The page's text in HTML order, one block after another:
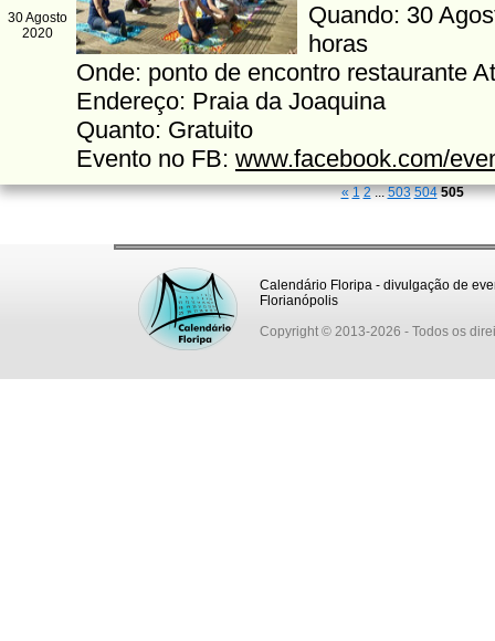
30 Agosto
2020
Quando: 30
horas
Onde: ponto de encontro restaurante
Endereço: Praia da Joaquina
Quanto: Gratuito
Evento no FB: www.facebook.com/
« 1 2 ... 503 504 505
Calendário Floripa - divulgação de
Florianópolis
Copyright © 2013-2026 - Todos os